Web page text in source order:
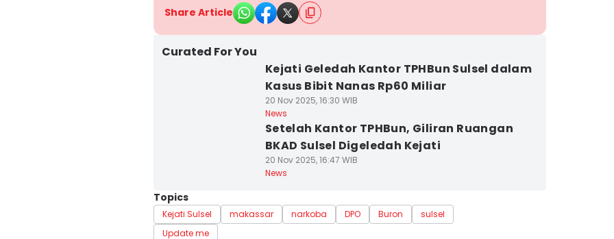
Share Article
Curated For You
Kejati Geledah Kantor TPHBun Sulsel dalam
Kasus Bibit Nanas Rp60 Miliar
20 Nov 2025, 16:30 WIB
News
Setelah Kantor TPHBun, Giliran Ruangan
BKAD Sulsel Digeledah Kejati
20 Nov 2025, 16:47 WIB
News
Topics
Kejati Sulsel makassar narkoba DPO Buron
sulsel
Update me